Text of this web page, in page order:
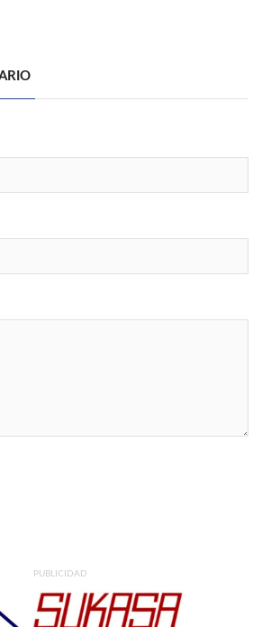
PUBLICIDAD